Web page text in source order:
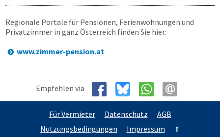
Regionale Portale für Pensionen, Ferienwohnungen und
Privatzimmer in ganz Österreich finden Sie hier:
www.zimmer-pension.at
Empfehlen via
Für Vermieter Datenschutz
AGB
Nutzungsbedingungen
Impressum ⇑